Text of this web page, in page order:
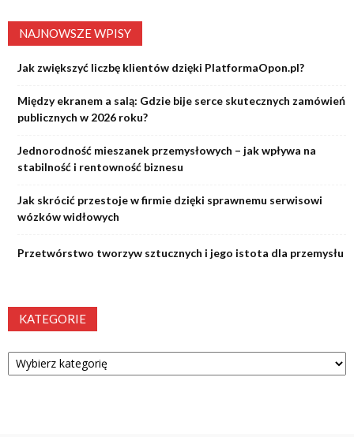
NAJNOWSZE WPISY
Jak zwiększyć liczbę klientów dzięki PlatformaOpon.pl?
Między ekranem a salą: Gdzie bije serce skutecznych zamówień
publicznych w 2026 roku?
Jednorodność mieszanek przemysłowych – jak wpływa na
stabilność i rentowność biznesu
Jak skrócić przestoje w firmie dzięki sprawnemu serwisowi
wózków widłowych
Przetwórstwo tworzyw sztucznych i jego istota dla przemysłu
KATEGORIE
Kategorie